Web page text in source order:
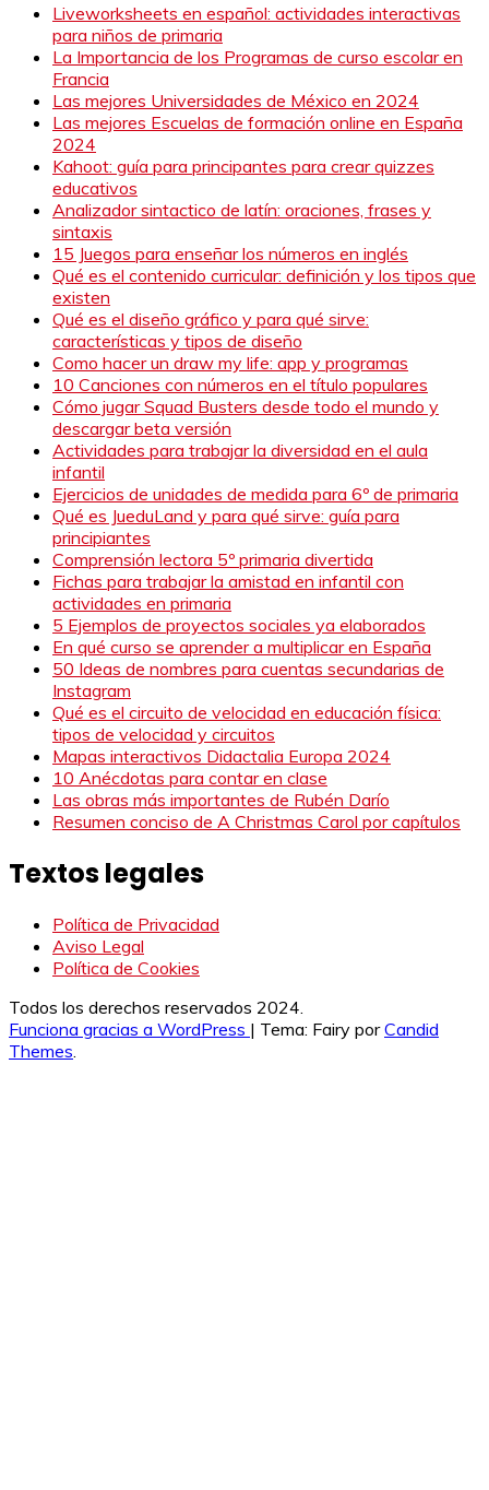
Liveworksheets en español: actividades interactivas
para niños de primaria
La Importancia de los Programas de curso escolar en
Francia
Las mejores Universidades de México en 2024
Las mejores Escuelas de formación online en España
2024
Kahoot: guía para principantes para crear quizzes
educativos
Analizador sintactico de latín: oraciones, frases y
sintaxis
15 Juegos para enseñar los números en inglés
Qué es el contenido curricular: definición y los tipos que
existen
Qué es el diseño gráfico y para qué sirve:
características y tipos de diseño
Como hacer un draw my life: app y programas
10 Canciones con números en el título populares
Cómo jugar Squad Busters desde todo el mundo y
descargar beta versión
Actividades para trabajar la diversidad en el aula
infantil
Ejercicios de unidades de medida para 6º de primaria
Qué es JueduLand y para qué sirve: guía para
principiantes
Comprensión lectora 5º primaria divertida
Fichas para trabajar la amistad en infantil con
actividades en primaria
5 Ejemplos de proyectos sociales ya elaborados
En qué curso se aprender a multiplicar en España
50 Ideas de nombres para cuentas secundarias de
Instagram
Qué es el circuito de velocidad en educación física:
tipos de velocidad y circuitos
Mapas interactivos Didactalia Europa 2024
10 Anécdotas para contar en clase
Las obras más importantes de Rubén Darío
Resumen conciso de A Christmas Carol por capítulos
Textos legales
Política de Privacidad
Aviso Legal
Política de Cookies
Todos los derechos reservados 2024.
Funciona gracias a WordPress | Tema: Fairy porCandid
Themes.